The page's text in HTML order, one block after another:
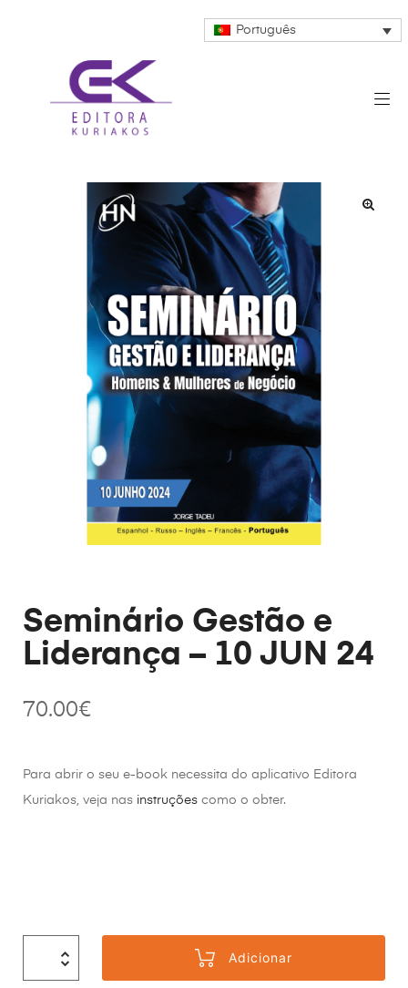
Português
Seminário Gestão e
Liderança – 10 JUN 24
70.00€
Para abrir o seu e-book necessita do aplicativo Editora
Kuriakos, veja nas instruções como o obter.
Adicionar